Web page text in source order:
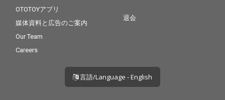
OTOTOYアプリ
媒体資料と広告のご案内
Our Team
Careers
退会
言語/Language - English